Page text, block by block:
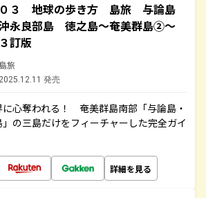
０３ 地球の歩き方 島旅 与論島
永良部島 徳之島～奄美群島②～
３訂版
島旅
2025.12.11 発売
に心奪われる！ 奄美群島南部「与論島・
の三島だけをフィーチャーした完全ガイ
詳細を見る